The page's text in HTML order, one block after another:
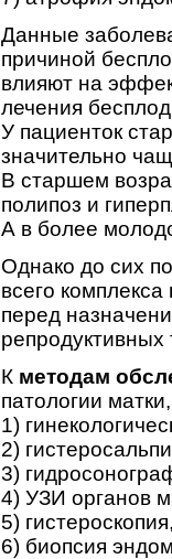
Данные
причиной
влияют на
лечения
У пациенток
значительно
В старшем
полипоз и
А в более
Однако до сих
всего
перед
репродуктивных
К методам
патологии
1)
2)
3)
4) УЗИ органов
5)
6) биопсия